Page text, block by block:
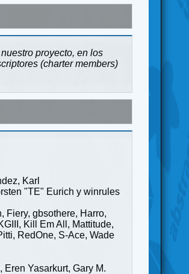
proyecto, en los
(charter members)
Karl
"TE" Eurich y winrules
Fiery, gbsothere, Harro,
Kill Em All, Mattitude,
RedOne, S-Ace, Wade
Yasarkurt, Gary M.